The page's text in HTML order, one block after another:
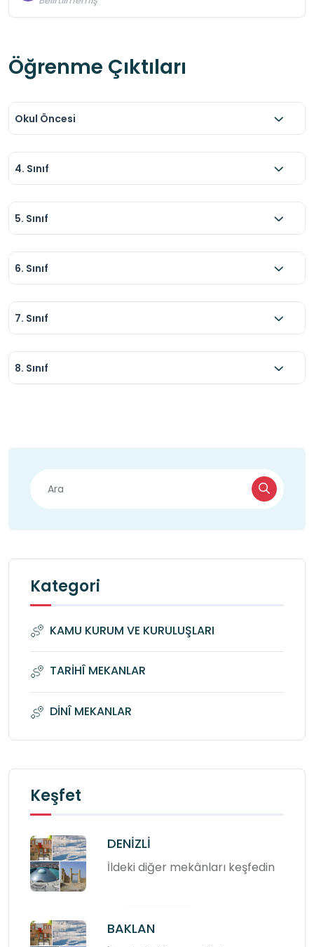
Öğrenme Çıktıları
Okul Öncesi
4. Sınıf
5. Sınıf
6. Sınıf
7. Sınıf
8. Sınıf
Kategori
KAMU KURUM VE KURULUŞLARI
TARİHÎ MEKANLAR
DİNÎ MEKANLAR
Keşfet
DENİZLİ
İldeki diğer mekânları keşfedin
BAKLAN